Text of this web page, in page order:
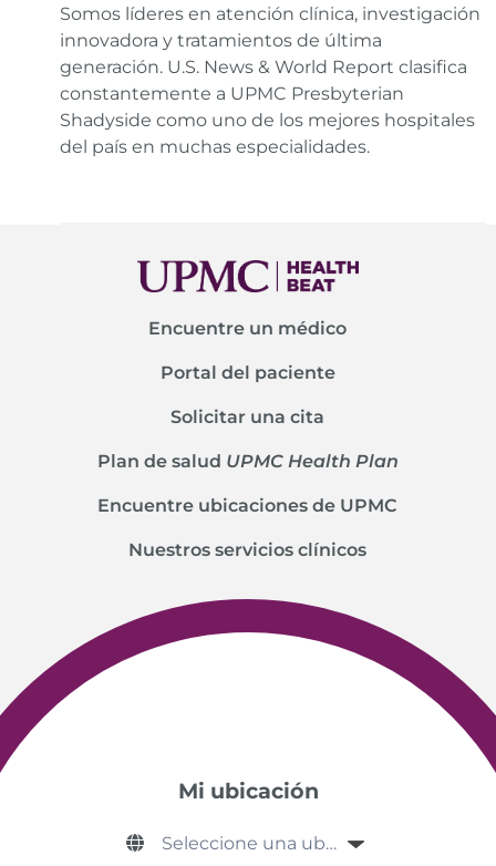
Somos líderes en atención clínica, investigación
innovadora y tratamientos de última
generación. U.S. News & World Report clasifica
constantemente a UPMC Presbyterian
Shadyside como uno de los mejores hospitales
del país en muchas especialidades.
Encuentre un médico
Portal del paciente
Solicitar una cita
Plan de salud UPMC Health Plan
Encuentre ubicaciones de UPMC
Nuestros servicios clínicos
Mi ubicación